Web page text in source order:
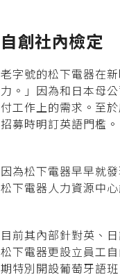
自創社內檢定
老字號的松下電器在
力。」因為和日本母
付工作上的需求。至
招募時明訂英語門檻。
因為松下電器早早就
松下電器人力資源中
目前其內部針對英、
松下電器更設立員工
期特別開設葡萄牙語